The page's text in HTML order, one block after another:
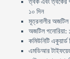
ত্বক এবং ত্বকের
১০ দিন
মূত্রনালীর অজটিল
অজটিল গনোরিয়া:
কমিউনিটি
এমডিআর টাইফয়েড